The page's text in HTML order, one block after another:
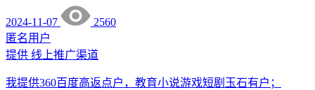
2024-11-07
2560
匿名用户
提供 线上推广渠道
我提供360百度高返点户，教育小说游戏短剧玉石有户；